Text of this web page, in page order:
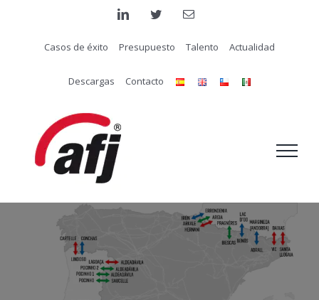
contenido
linkedintwitter Correo
Casos de éxito Presupuesto Talento Actualidad
Descargas Contacto